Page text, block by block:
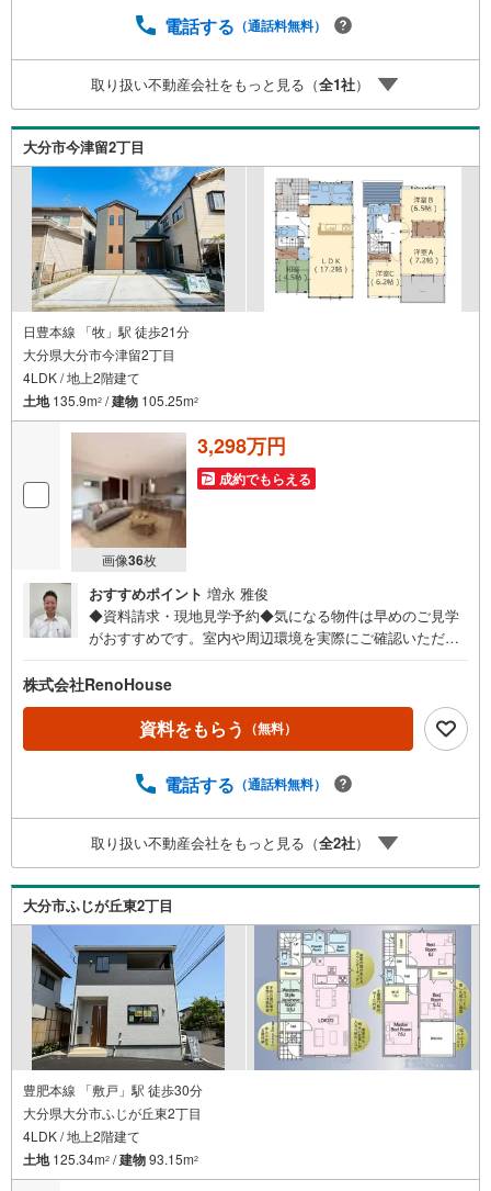
電話する （通話料無料）
取り扱い不動産会社をもっと見る（全1社）
大分市今津留2丁目
日豊本線 「牧」駅 徒歩21分
大分県大分市今津留2丁目
4LDK / 地上2階建て
土地135.9m2 /建物 105.25m2
画像36枚
3,298万円
成約でもらえる
おすすめポイント 増永 雅俊
◆資料請求・現地見学予約◆気になる物件は早めのご見学
がおすすめです。室内や周辺環境を実際にご確認いただけ
請求は24時間受付中！お気軽にお問い合わせください。◎
内覧希望の方は、【室内・現地を見学する】ボタンから日
程を指定して予約！土日祝日のご案内はもちろんOK！（9:
00～18:00）◎他の気になる物件もまとめてご案内できま
できます♪理想のマイホーム探しをチームリノハウスが親
株式会社RenoHouse
資料をもらう （無料）
電話する （通話料無料）
取り扱い不動産会社をもっと見る（全2社）
大分市ふじが丘東2丁目
豊肥本線 「敷戸」駅 徒歩30分
大分県大分市ふじが丘東2丁目
4LDK / 地上2階建て
土地125.34m2 /建物93.15m2